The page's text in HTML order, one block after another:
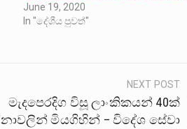
June 19, 2020
In "දේශීය පුවත්"
NEXT POST
මැදපෙරදිග විසූ ලාංකිකයන් 40ක්
මියගිහින් – විදේශ සේවා